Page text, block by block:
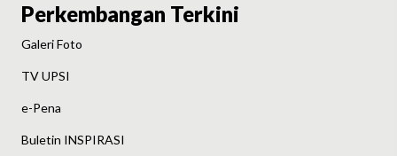
Perkembangan Terkini
Galeri Foto
TV UPSI
e-Pena
Buletin INSPIRASI